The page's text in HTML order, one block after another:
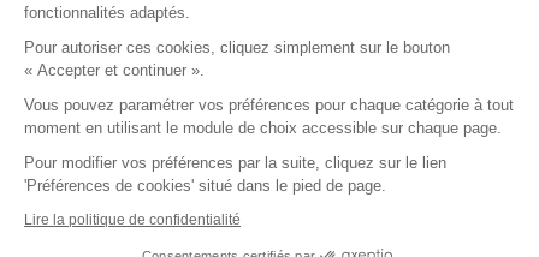
Contacts
fonctionnalités adaptés.
Pour autoriser ces cookies, cliquez simplement sur le bouton
« Accepter et continuer ».
Vous pouvez paramétrer vos préférences pour chaque catégorie à tout
moment en utilisant le module de choix accessible sur chaque page.
Pour modifier vos préférences par la suite, cliquez sur le lien
'Préférences de cookies' situé dans le pied de page.
Lire la politique de confidentialité